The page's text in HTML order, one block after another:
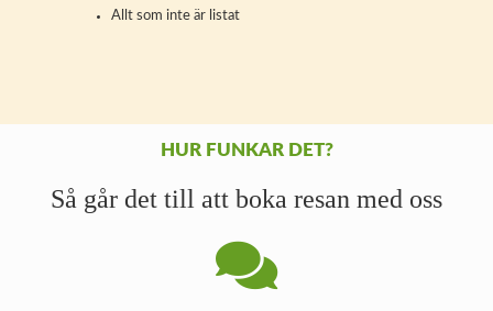
Allt som inte är listat
HUR FUNKAR DET?
Så går det till att boka resan med oss